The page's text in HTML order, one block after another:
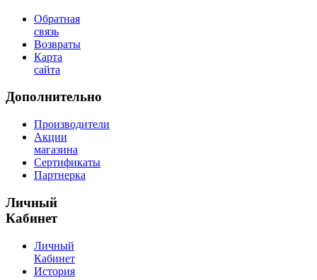
Обратная
связь
Возвраты
Карта
сайта
Дополнительно
Производители
Акции
магазина
Сертификаты
Партнерка
Личный
Кабинет
Личный
Кабинет
История